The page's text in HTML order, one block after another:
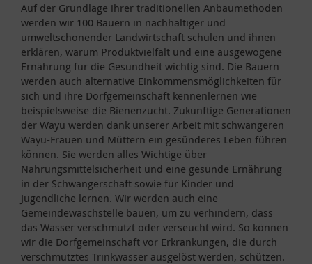
Auf der Grundlage ihrer traditionellen Anbaumethoden
werden wir 100 Bauern in nachhaltiger und
umweltschonender Landwirtschaft schulen und ihnen
erklären, warum Produktvielfalt und eine ausgewogene
Ernährung für die Gesundheit wichtig sind. Die Bauern
werden auch alternative Einkommensmöglichkeiten für
sich und ihre Dorfgemeinschaft kennenlernen wie
beispielsweise die Bienenzucht. Zukünftige Generationen
der Wayu werden dank unserer Arbeit mit schwangeren
Wayu-Frauen und Müttern ein gesünderes Leben führen
können. Sie werden alles Wichtige über
Nahrungsmittelsicherheit und eine gesunde Ernährung
in der Schwangerschaft sowie für Kinder und
Jugendliche lernen. Wir werden auch eine
Gemeindewaschstelle bauen, um zu verhindern, dass
das Wasser verschmutzt oder verseucht wird. So können
wir die Dorfgemeinschaft vor Erkrankungen, die durch
verschmutztes Trinkwasser ausgelöst werden, schützen.